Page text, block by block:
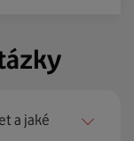
a jaké